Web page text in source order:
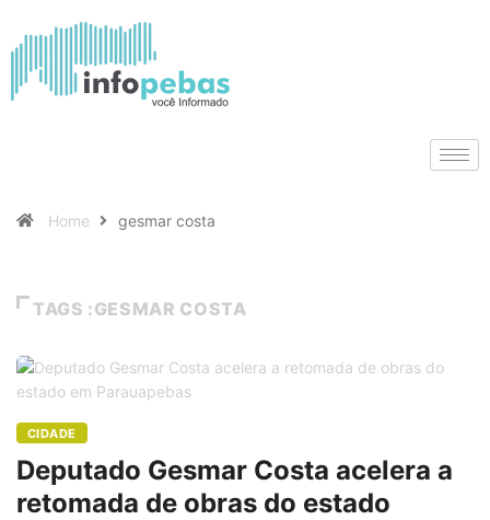
Home gesmar costa
TAGS :GESMAR COSTA
CIDADE
Deputado Gesmar Costa acelera a
retomada de obras do estado